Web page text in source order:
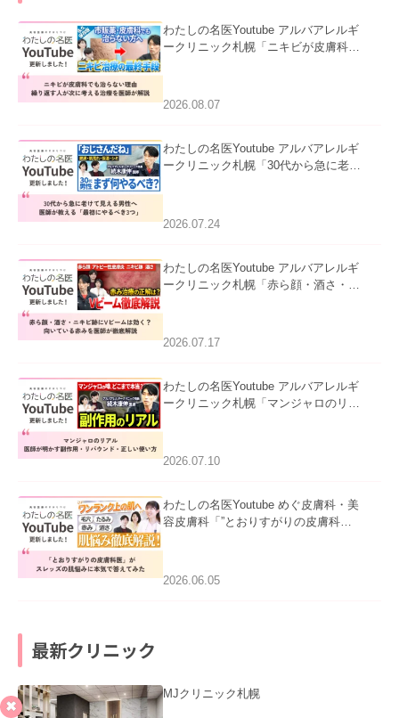
わたしの名医Youtube アルバアレルギ
ークリニック札幌「ニキビが皮膚科で
ました。
2026.08.07
わたしの名医Youtube アルバアレルギ
ークリニック札幌「30代から急に老け
た。
2026.07.24
わたしの名医Youtube アルバアレルギ
ークリニック札幌「赤ら顔・酒さ・ニ
ました。
2026.07.17
わたしの名医Youtube アルバアレルギ
ークリニック札幌「マンジャロのリア
た。
2026.07.10
わたしの名医Youtube めぐ皮膚科・美
容皮膚科「”とおりすがりの皮膚科
2026.06.05
最新クリニック
MJクリニック札幌